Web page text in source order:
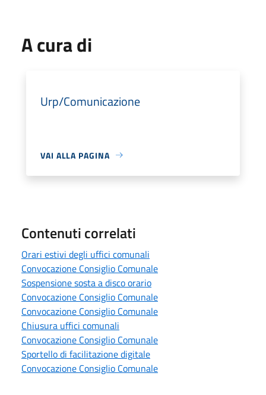
A cura di
Urp/Comunicazione
VAI ALLA PAGINA
Contenuti correlati
Orari estivi degli uffici comunali
Convocazione Consiglio Comunale
Sospensione sosta a disco orario
Convocazione Consiglio Comunale
Convocazione Consiglio Comunale
Chiusura uffici comunali
Convocazione Consiglio Comunale
Sportello di facilitazione digitale
Convocazione Consiglio Comunale